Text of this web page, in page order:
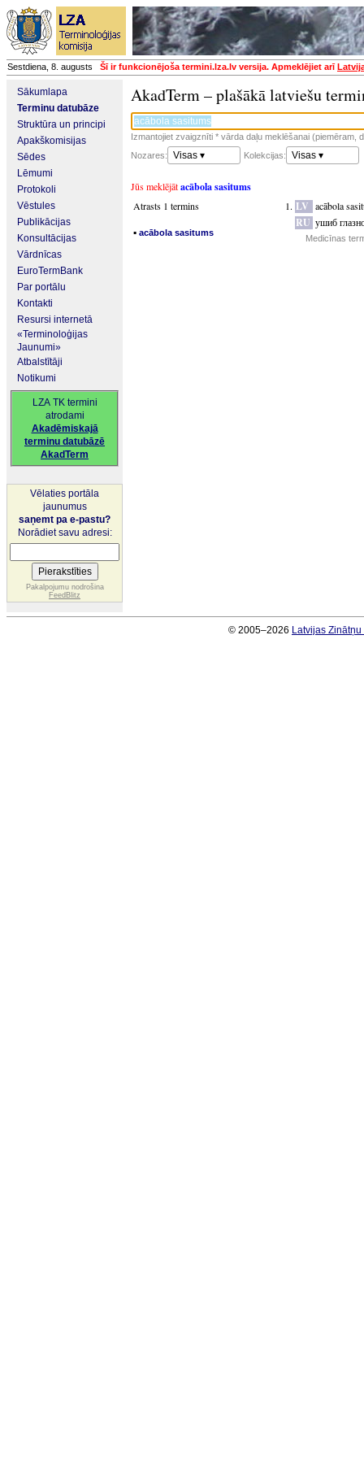
Sestdiena, 8. augusts Šī ir funkcionējoša termini.lza.lv versija. Apmeklējiet arī
Sākumlapa
Terminu datubāze
Struktūra un principi
Apakškomisijas
Sēdes
Lēmumi
Protokoli
Vēstules
Publikācijas
Konsultācijas
Vārdnīcas
EuroTermBank
Par portālu
Kontakti
Resursi internetā
«Terminoloģijas
Jaunumi»
Atbalstītāji
Notikumi
LZA TK termini
atrodami
Akadēmiskajā
terminu datubāzē
AkadTerm
Vēlaties portāla
jaunumus
saņemt pa e-pastu?
Norādiet savu adresi:
Pakalpojumu nodrošina
FeedBlitz
AkadTerm – plašākā latviešu
Izmantojiet zvaigznīti * vārda daļu meklēšanai (piemēram,
Nozares:
Visas ▾ Kolekcijas: Visas ▾
Jūs meklējātacābola sasitums
Atrasts 1 termins
▪ acābola sasitums
LV acābola
RU ушиб
Medicīnas
© 2005–2026 Latvijas